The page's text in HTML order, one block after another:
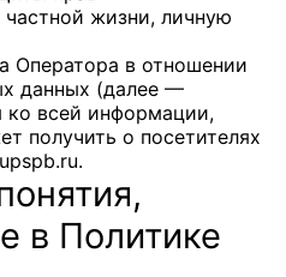
частной жизни, личную
Оператора в отношении
данных (далее —
ко всей информации,
получить о посетителях
.
в Политике